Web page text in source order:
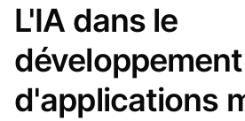
L'IA dans le
développement
d'applications